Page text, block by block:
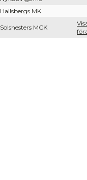
Hallsbergs MK
Solshesters MCK